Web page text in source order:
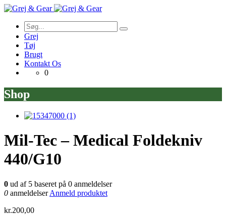
Grej
Tøj
Brugt
Kontakt Os
0
Shop
Mil-Tec – Medical Foldekniv
440/G10
0 ud af 5 baseret på 0 anmeldelser
0 anmeldelser Anmeld produktet
kr.200,00